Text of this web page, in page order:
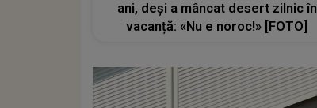
ani, deși a mâncat desert zilnic în
vacanță: «Nu e noroc!» [FOTO]